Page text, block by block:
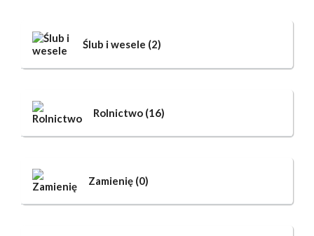
Ślub i wesele (2)
Rolnictwo (16)
Zamienię (0)